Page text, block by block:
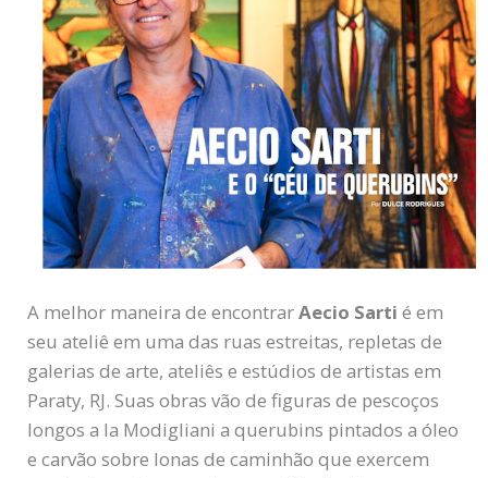
A melhor maneira de encontrarAecio Sarti é em
seu ateliê em uma das ruas estreitas, repletas de
galerias de arte, ateliês e estúdios de artistas em
Paraty, RJ. Suas obras vão de figuras de pescoços
longos a la Modigliani a querubins pintados a óleo
e carvão sobre lonas de caminhão que exercem